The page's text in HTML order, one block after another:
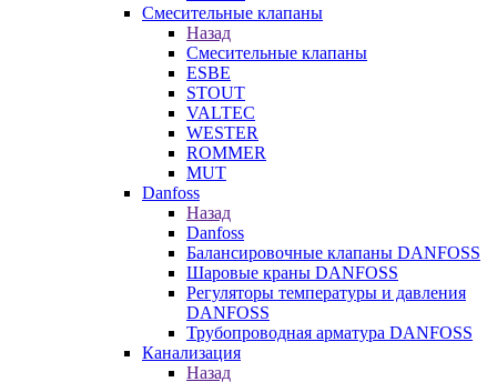
Смесительные клапаны
Назад
Смесительные клапаны
ESBE
STOUT
VALTEC
WESTER
ROMMER
MUT
Danfoss
Назад
Danfoss
Балансировочные клапаны DANFOSS
Шаровые краны DANFOSS
Регуляторы температуры и давления
DANFOSS
Трубопроводная арматура DANFOSS
Канализация
Назад